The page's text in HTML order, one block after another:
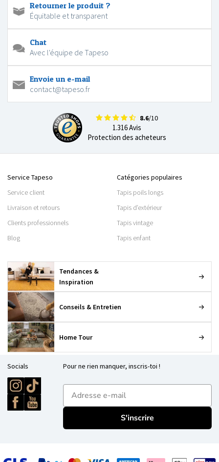
Retourner le produit ?
Équitable et transparent
Chat
Avec l'équipe de Tapeso
Envoie un e-mail
contact@tapeso.fr
8.6/10
1.316 Avis
Protection des acheteurs
Service Tapeso
Service client
Livraison et retours
Clients professionnels
Blog
Catégories populaires
Tapis poils longs
Tapis d’extérieur
Tapis vintage
Tapis enfant
Tendances &
Inspiration
Conseils & Entretien
Home Tour
Socials Pour ne rien manquer, inscris-toi !
E-mailadres
S'inscrire